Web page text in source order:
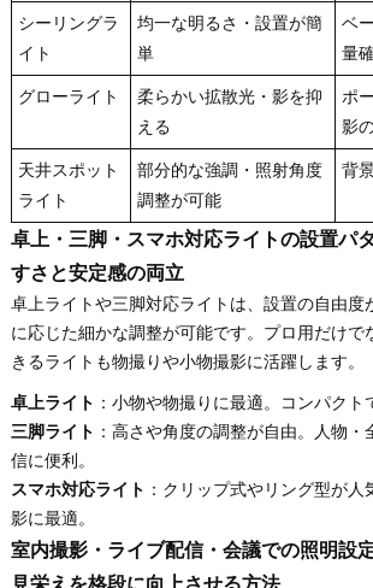
シーリングラ
イト
均一な明るさ・設置が簡
単
ベ
量
グローライト
柔らかい拡散光・影を抑
える
ポ
影
天井スポット
ライト
部分的な強調・照射角度
調整が可能
背
卓上・三脚・スマホ対応ライトの設置パ
すさと安定感の両立
卓上ライトや三脚対応ライトは、設置の自由度
に応じた細かな調整が可能です。プロ用だけで
きるライトも物撮りや小物撮影に活躍します。
卓上ライト ：小物や物撮りに最適。コンパクト
三脚ライト ：高さや角度の調整が自由。人物
信に便利。
スマホ対応ライト ：クリップ式やリング型が
影に最適。
室内撮影・ライブ配信・会議での照明設
見栄えを格段に向上させる方法